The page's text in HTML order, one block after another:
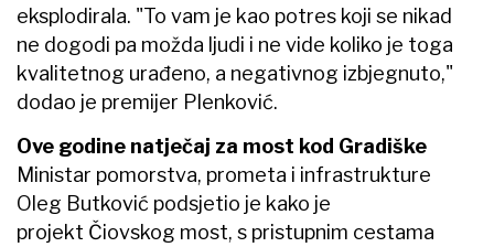
eksplodirala. "To vam je kao potres koji se nikad
ne dogodi pa možda ljudi i ne vide koliko je toga
kvalitetnog urađeno, a negativnog izbjegnuto,"
dodao je premijer Plenković.
Ove godine natječaj za most kod Gradiške
Ministar pomorstva, prometa i infrastrukture
Oleg Butković podsjetio je kako je
projekt Čiovskog most, s pristupnim cestama